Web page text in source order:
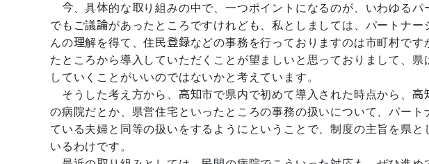
今、具体的な取り組みの中で、一つポイントになるのが、いわゆるパ
でもご議論があったところですけれども、私としましては、パートナ
んの理解を得て、住民登録などの事務を行っておりますのは市町村で
たところから導入していただくことが望ましいと思っておりまして、
していくことがいいのではないかと考えています。
そうした考え方から、高知市で県内で初めて導入された時点から、高
の病院だとか、県営住宅といったところの事務の扱いについて、パー
ている夫婦と同等の扱いをするようにということで、制度の主旨を県
いるわけです。